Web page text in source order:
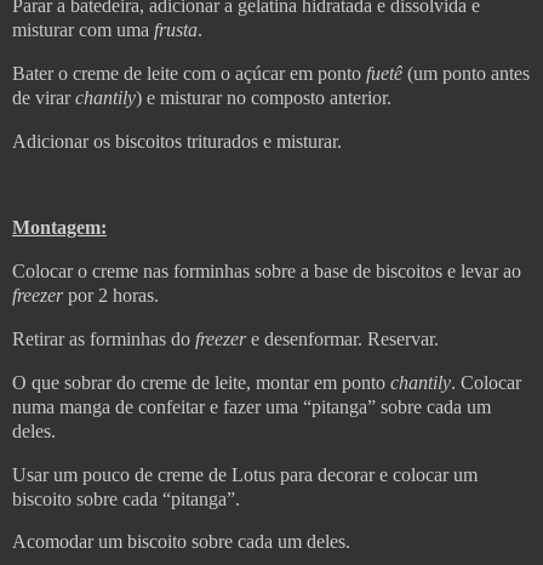
Parar a batedeira, adicionar a gelatina hidratada e dissolvida e
misturar com uma frusta.
Bater o creme de leite com o açúcar em ponto fuetê (um ponto antes
de virarchantily) e misturar no composto anterior.
Adicionar os biscoitos triturados e misturar.
Montagem:
Colocar o creme nas forminhas sobre a base de biscoitos e levar ao
freezerpor 2 horas.
Retirar as forminhas do freezere desenformar. Reservar.
O que sobrar do creme de leite, montar em ponto chantily. Colocar
numa manga de confeitar e fazer uma “pitanga” sobre cada um
deles.
Usar um pouco de creme de Lotus para decorar e colocar um
biscoito sobre cada “pitanga”.
Acomodar um biscoito sobre cada um deles.